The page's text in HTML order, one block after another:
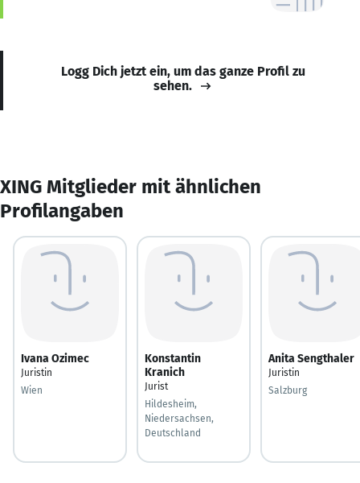
Logg Dich jetzt ein, um das ganze Profil zu
sehen.
XING Mitglieder mit ähnlichen
Profilangaben
Ivana Ozimec
Juristin
Wien
Konstantin
Kranich
Jurist
Hildesheim,
Niedersachsen,
Deutschland
Anita Sengthaler
Juristin
Salzburg